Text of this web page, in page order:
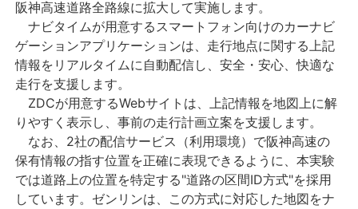
阪神高速道路全路線に拡大して実施します。
ナビタイムが用意するスマートフォン向けのカーナビ
ゲーションアプリケーションは、走行地点に関する上記
情報をリアルタイムに自動配信し、安全・安心、快適な
走行を支援します。
ZDCが用意するWebサイトは、上記情報を地図上に解
りやすく表示し、事前の走行計画立案を支援します。
なお、2社の配信サービス（利用環境）で阪神高速の
保有情報の指す位置を正確に表現できるように、本実験
では道路上の位置を特定する"道路の区間ID方式"を採用
しています。ゼンリンは、この方式に対応した地図をナ